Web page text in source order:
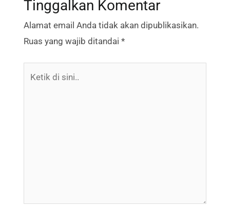
Tinggalkan Komentar
Alamat email Anda tidak akan dipublikasikan.
Ruas yang wajib ditandai *